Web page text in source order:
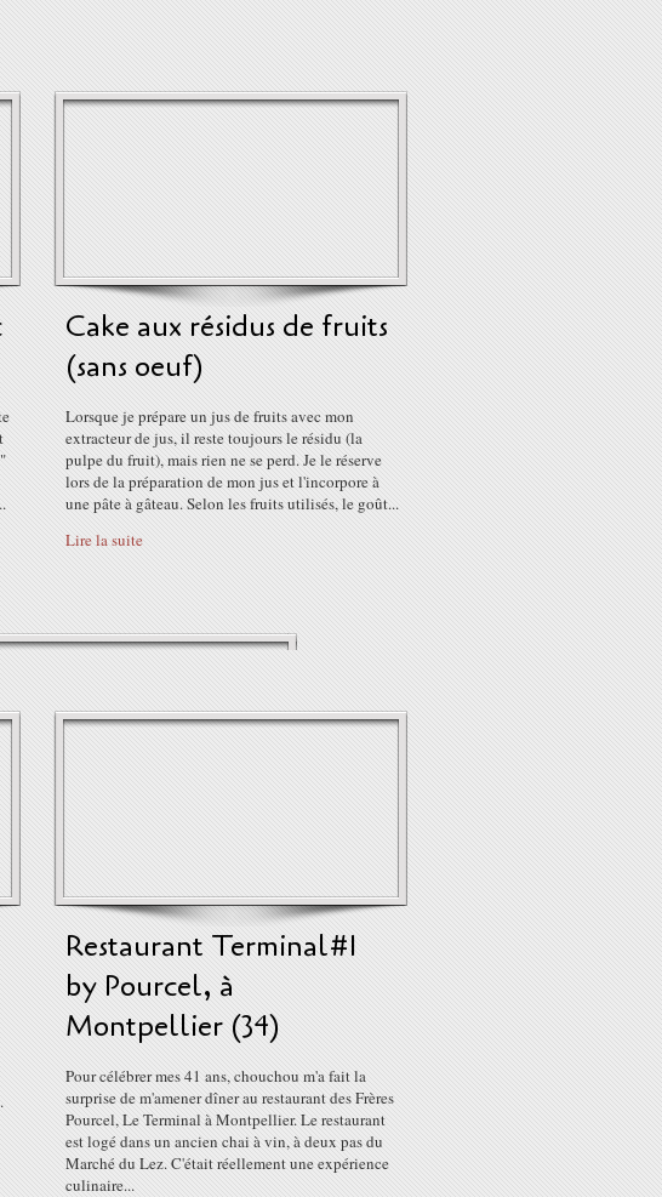
Cake aux résidus de fruits
(sans oeuf)
Lorsque je prépare un jus de fruits avec mon
extracteur de jus, il reste toujours le résidu (la
pulpe du fruit), mais rien ne se perd. Je le réserve
lors de la préparation de mon jus et l'incorpore à
une pâte à gâteau. Selon les fruits utilisés, le goût...
Lire la suite
Restaurant Terminal#1
by Pourcel, à
Montpellier (34)
Pour célébrer mes 41 ans, chouchou m'a fait la
surprise de m'amener dîner au restaurant des Frères
Pourcel, Le Terminal à Montpellier. Le restaurant
est logé dans un ancien chai à vin, à deux pas du
Marché du Lez. C'était réellement une expérience
culinaire...